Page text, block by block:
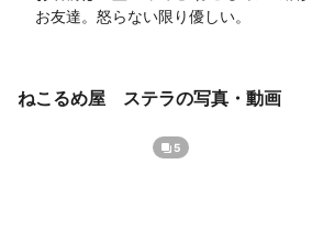
お友達。怒らない限り優しい。
ねこるめ屋 ステラの写真・動画
5